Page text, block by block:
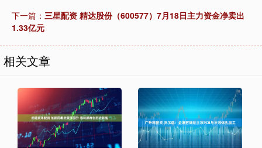
下一篇： 三星配资 精达股份（600577）7月18日主力资金净卖出
1.33亿元
相关文章